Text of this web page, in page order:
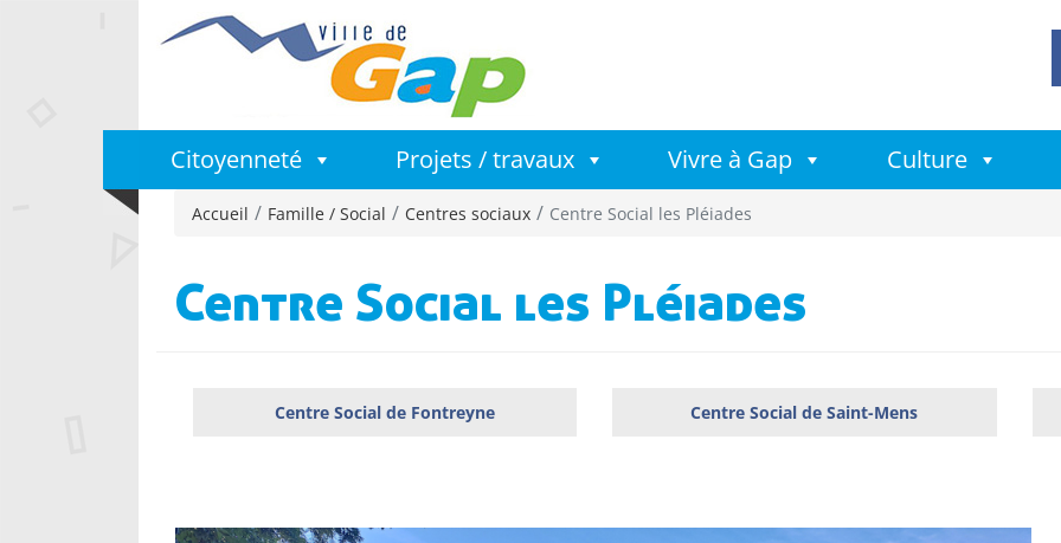
Citoyenneté Projets / travaux Vivre à Gap Culture
Accueil Famille / Social Centres sociaux Centre Social les Pléiades
Centre Social les Pléiades
Centre Social de Fontreyne Centre Social de Saint-Mens